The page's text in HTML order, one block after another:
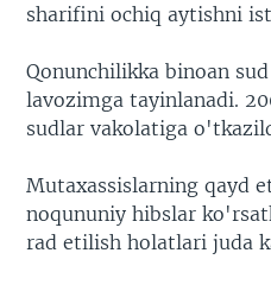
sharifini ochiq aytishni
Qonunchilikka binoan
lavozimga tayinlanadi.
sudlar vakolatiga
Mutaxassislarning qayd
noqununiy hibslar
rad etilish holatlari juda